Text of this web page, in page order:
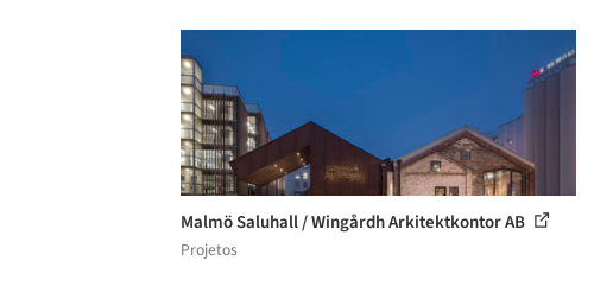
Malmö Saluhall / Wingårdh Arkitektkontor AB
Projetos